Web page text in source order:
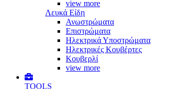
view more
Λευκά Είδη
Ανωστρώματα
Επιστρώματα
Ηλεκτρικά Υποστρώματα
Ηλεκτρικές Κουβέρτες
Κουβερλί
view more
TOOLS